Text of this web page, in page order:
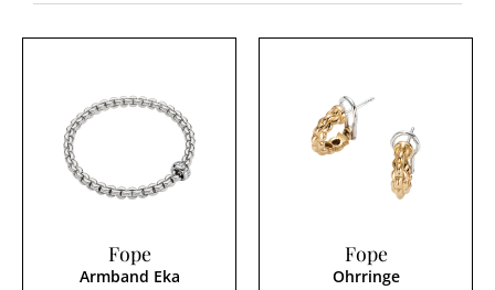
Fope
Armband Eka
Fope
Ohrringe